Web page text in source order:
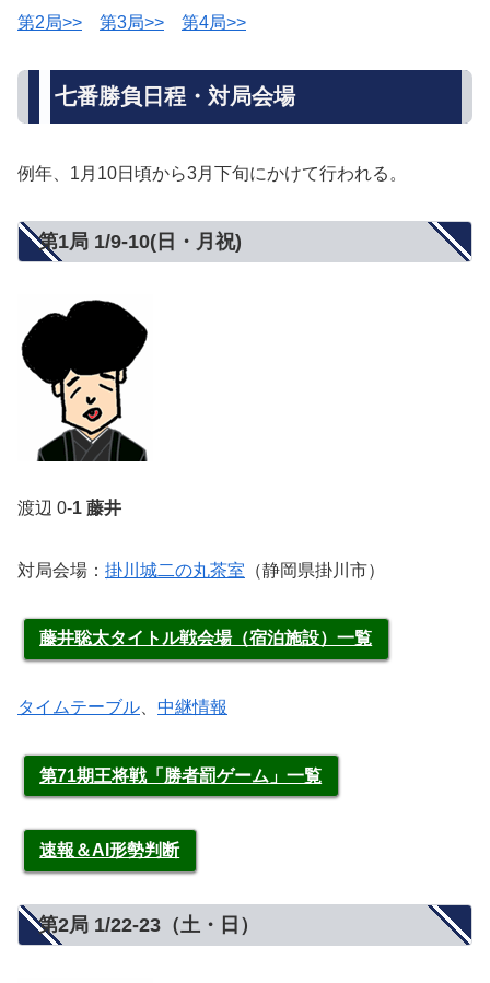
第2局>> 第3局>> 第4局>>
七番勝負日程・対局会場
例年、1月10日頃から3月下旬にかけて行われる。
第1局 1/9-10(日・月祝)
渡辺 0-1 藤井
対局会場： 掛川城二の丸茶室 （静岡県掛川市）
藤井聡太タイトル戦会場（宿泊施設）一覧
タイムテーブル 中継情報
第71期王将戦「勝者罰ゲーム」一覧
速報＆AI形勢判断
第2局 1/22-23（土・日）